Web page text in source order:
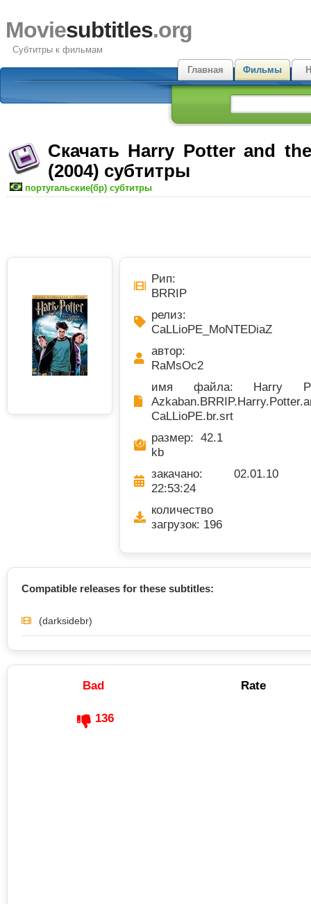
Moviesubtitles.org
Субтитры к фильмам
Главная
Фильмы
Скачать Harry Potter and
(2004) субтитры
португальские(бр) субтитры
Рип:
BRRIP
релиз:
CaLLioPE_MoNTEDiaZ
автор:
RaMsOc2
имя файла: Harry
CaLLioPE.br.srt
размер: 42.1
kb
закачано: 02.01.10
22:53:24
количество
загрузок: 196
Compatible releases for these subtitles:
(darksidebr)
Bad Rate
136